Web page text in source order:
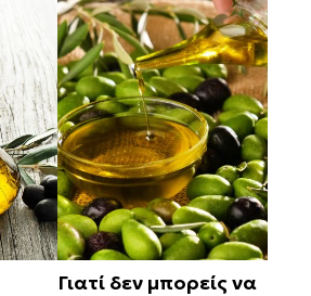
Γιατί δεν μπορείς να